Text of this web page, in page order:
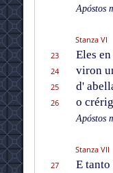
Apóstos
Stanza VI
23 Eles
24
viron
25
d'
26
o
Apóstos
Stanza VII
27 E tanto